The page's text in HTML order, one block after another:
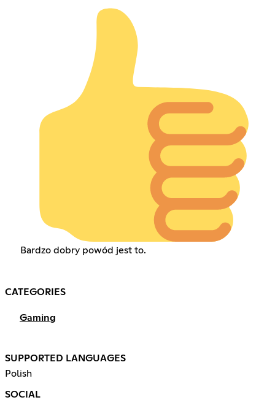
Bardzo dobry powód jest to.
CATEGORIES
Gaming
SUPPORTED LANGUAGES
Polish
SOCIAL